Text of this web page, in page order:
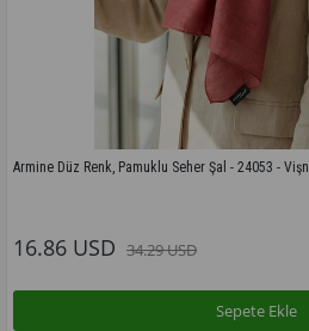
Armine Düz Renk, Pamuklu Seher Şal - 24053 -
Bu modelin tüm renkleri için tıklayınız
16.86 USD 34.29 USD
Sepete Ekle